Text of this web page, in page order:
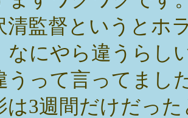
清監督というとホ
なにやら違うらし
うって言ってまし
は3週間だけだっ